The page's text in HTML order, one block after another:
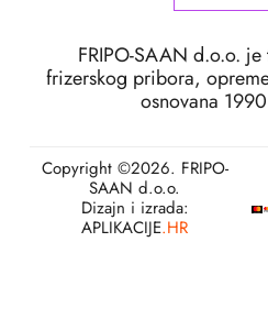
FRIPO-SAAN d.o.o.
frizerskog pribora,
osnovana
Copyright ©2026. FRIPO-
SAAN d.o.o.
Dizajn i izrada:
APLIKACIJE.HR